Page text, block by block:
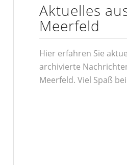
Aktuelles
Meerfeld
Hier erfahren Sie
archivierte
Meerfeld. Viel Spaß